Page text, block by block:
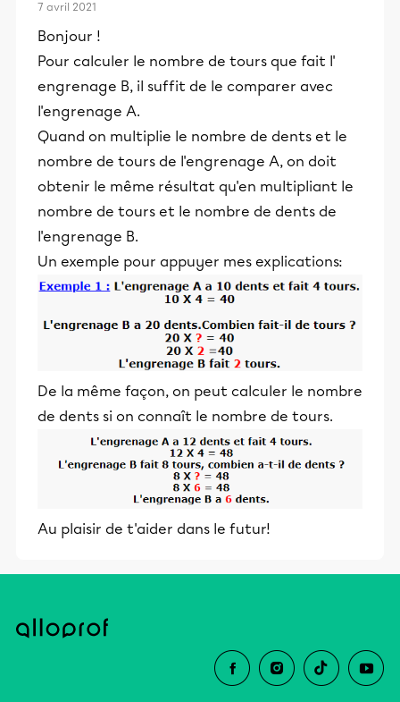
7 avril 2021
Bonjour !
Pour calculer le nombre de tours que fait l'
engrenage B, il suffit de le comparer avec
l'engrenage A.
Quand on multiplie le nombre de dents et le
nombre de tours de l'engrenage A, on doit
obtenir le même résultat qu'en multipliant le
nombre de tours et le nombre de dents de
l'engrenage B.
Un exemple pour appuyer mes explications:
De la même façon, on peut calculer le nombre
de dents si on connaît le nombre de tours.
Au plaisir de t'aider dans le futur!